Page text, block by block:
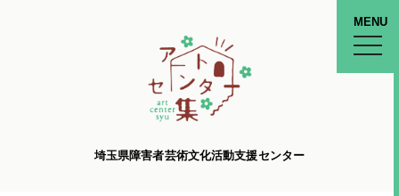
埼玉県障害者芸術文化活動支援センター
MENU
toggle